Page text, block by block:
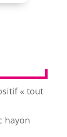
« tout
hayon